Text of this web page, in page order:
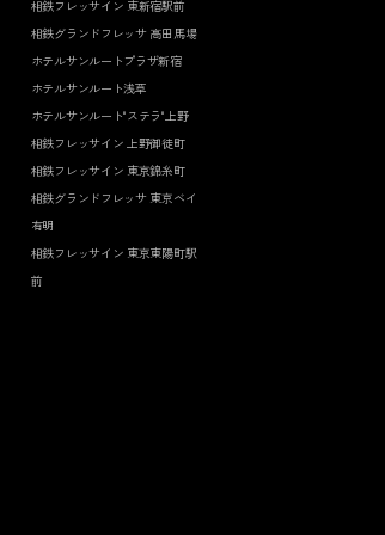
相鉄フレッサイン 東新宿駅前
相鉄グランドフレッサ 高田馬場
ホテルサンルートプラザ新宿
ホテルサンルート浅草
ホテルサンルート"ステラ"上野
相鉄フレッサイン 上野御徒町
相鉄フレッサイン 東京錦糸町
相鉄グランドフレッサ 東京ベイ
有明
相鉄フレッサイン 東京東陽町駅
前